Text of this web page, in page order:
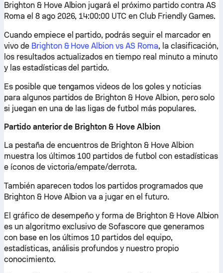
Brighton & Hove Albion jugará el próximo partido contra AS
Roma el 8 ago 2026, 14:00:00 UTC en Club Friendly Games.
Cuando empiece el partido, podrás seguir el marcador en
vivo de Brighton & Hove Albion vs AS Roma, la clasificación,
los resultados actualizados en tiempo real minuto a minuto
y las estadísticas del partido.
Es posible que tengamos videos de los goles y noticias
para algunos partidos de Brighton & Hove Albion, pero solo
si juegan en una de las ligas de futbol más populares.
Partido anterior de Brighton & Hove Albion
La pestaña de encuentros de Brighton & Hove Albion
muestra los últimos 100 partidos de futbol con estadísticas
e íconos de victoria/empate/derrota.
También aparecen todos los partidos programados que
Brighton & Hove Albion va a jugar en el futuro.
El gráfico de desempeño y forma de Brighton & Hove Albion
es un algoritmo exclusivo de Sofascore que generamos
con base en los últimos 10 partidos del equipo,
estadísticas, análisis profundos y nuestro propio
conocimiento.